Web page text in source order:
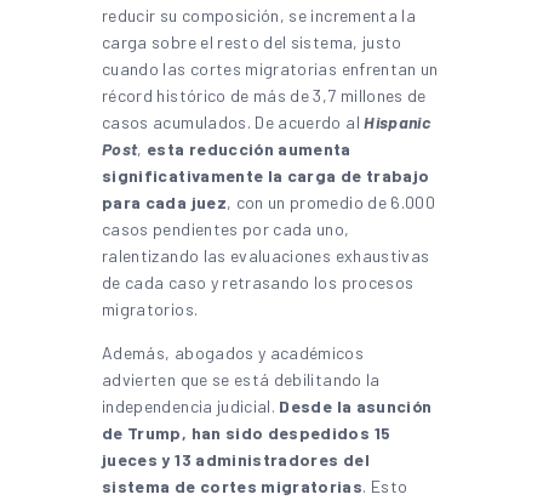
reducir su composición, se incrementa la
carga sobre el resto del sistema, justo
cuando las cortes migratorias enfrentan un
récord histórico de más de 3,7 millones de
casos acumulados. De acuerdo alHispanic
Post, esta reducción aumenta
significativamente la carga de trabajo
para cada juez, con un promedio de 6.000
casos pendientes por cada uno,
ralentizando las evaluaciones exhaustivas
de cada caso y retrasando los procesos
migratorios.
Además, abogados y académicos
advierten que se está debilitando la
independencia judicial. Desde la asunción
de Trump, han sido despedidos 15
jueces y 13 administradores del
sistema de cortes migratorias. Esto